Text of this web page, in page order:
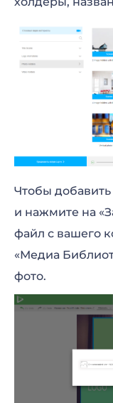
Чтобы
и нажмите на
файл с вашего
«Медиа
фото.